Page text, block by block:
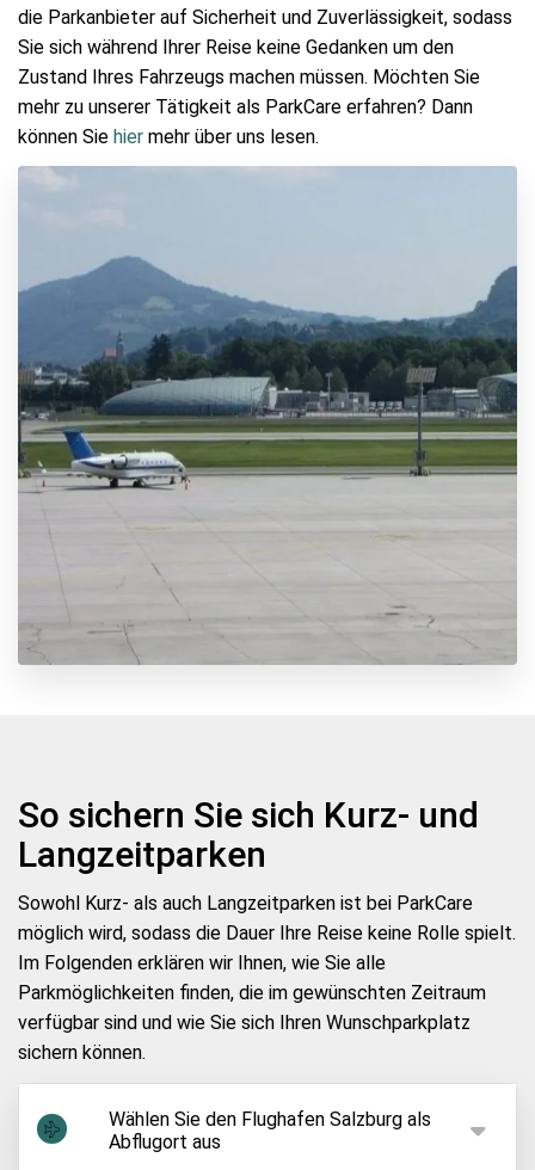
die Parkanbieter auf Sicherheit und Zuverlässigkeit, sodass
Sie sich während Ihrer Reise keine Gedanken um den
Zustand Ihres Fahrzeugs machen müssen. Möchten Sie
mehr zu unserer Tätigkeit als ParkCare erfahren? Dann
können Sie hier mehr über uns lesen.
So sichern Sie sich Kurz- und
Langzeitparken
Sowohl Kurz- als auch Langzeitparken ist bei ParkCare
möglich wird, sodass die Dauer Ihre Reise keine Rolle spielt.
Im Folgenden erklären wir Ihnen, wie Sie alle
Parkmöglichkeiten finden, die im gewünschten Zeitraum
verfügbar sind und wie Sie sich Ihren Wunschparkplatz
sichern können.
Wählen Sie den Flughafen Salzburg als
Abflugort aus